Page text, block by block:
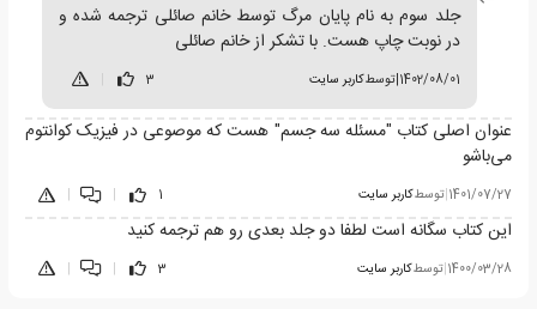
جلد سوم به نام پایان مرگ توسط خانم صائلی ترجمه شده و
در نوبت چاپ هست. با تشکر از خانم صائلی
1402/08/01
|توسطکاربر سایت 3
عنوان اصلی کتاب "مسئله سه جسم" هست که موصوعی در فیزیک کوانتوم
می‌باشو
1401/07/27
|توسطکاربر سایت 1
|
|
این کتاب سگانه است لطفا دو جلد بعدی رو هم ترجمه کنید
1400/03/28
|توسطکاربر سایت 3
|
|